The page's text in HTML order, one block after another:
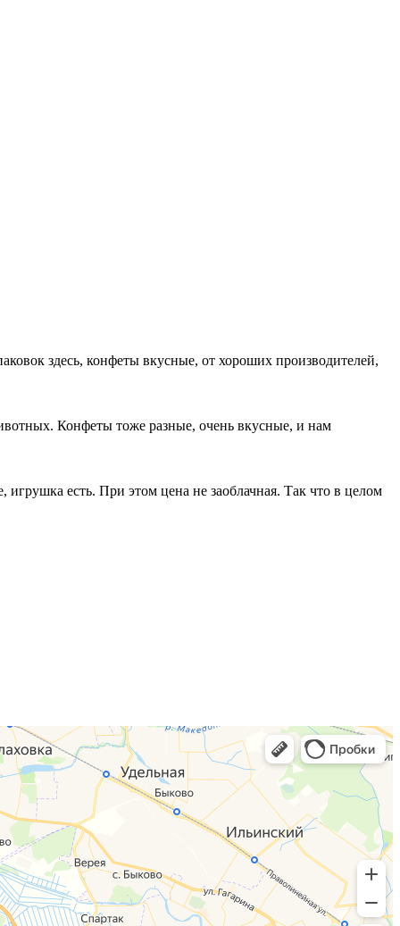
здесь, конфеты вкусные, от хороших производителей,
Конфеты тоже разные, очень вкусные, и нам
игрушка есть. При этом цена не заоблачная. Так что в целом